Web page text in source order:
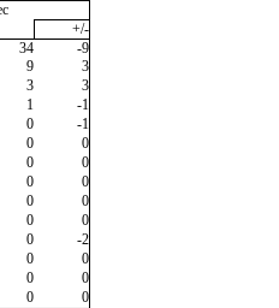
+/-
34
-9
9
3
3
3
1
-1
0
-1
0
0
0
0
0
0
0
0
0
0
0
-2
0
0
0
0
0
0